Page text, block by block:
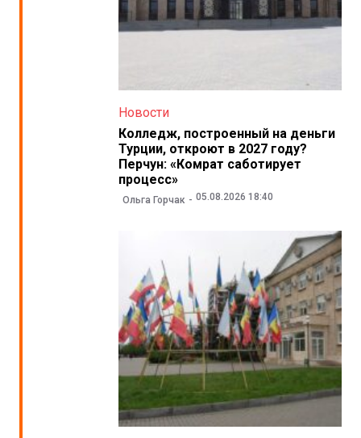
Новости
Колледж, построенный на деньги
Турции, откроют в 2027 году?
Перчун: «Комрат саботирует
процесс»
Ольга Горчак 05.08.2026 18:40